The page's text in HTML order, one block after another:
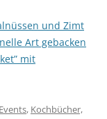
und Zimt
Art gebacken
mit
, Kochbücher,